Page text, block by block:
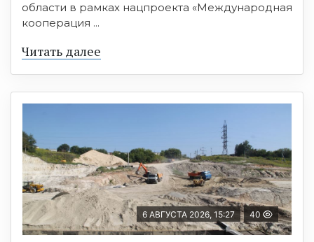
области в рамках нацпроекта «Международная
кооперация ...
Читать далее
6 АВГУСТА 2026, 15:27 40